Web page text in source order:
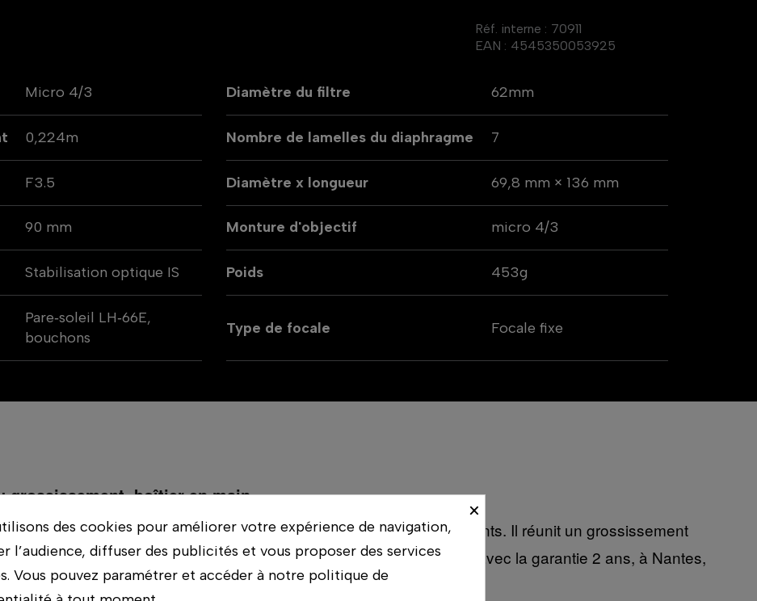
Réf. interne : 70911
EAN : 4545350053925
Micro 4/3 Diamètre du filtre 62mm
0,224m Nombre de lamelles du diaphragme 7
F3.5 Diamètre x longueur 69,8 mm × 136 mm
90 mm Monture d'objectif micro 4/3
Stabilisation optique IS Poids 453g
Pare‑soleil LH‑66E,
bouchons
Type de focale Focale fixe
grossissement, boîtier en main.
un macro super télé pensé pour les photographes de nature exigeants. Il réunit un grossissement
construction tropicalisée. Concept Store Photo vous le propose avec la garantie 2 ans, à Nantes,
×
des cookies pour améliorer votre expérience de navigation,
l’audience, diffuser des publicités et vous proposer des services
Vous pouvez paramétrer et accéder à notre politique de